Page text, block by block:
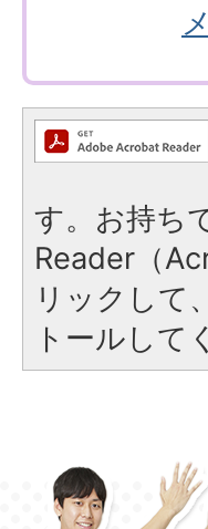
す。お持ち
Reader（
リックして
トールして